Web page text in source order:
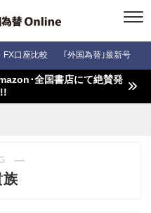
FX口座比較 ｢外国為替｣最新号
･全国書店にて絶賛発
―
族